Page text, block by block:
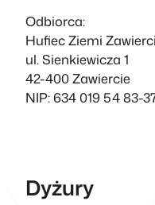
Odbiorca:
Hufiec Ziemi
ul. Sienkiewicza 1
42-400 Zawiercie
NIP: 634 019 54 83-
Dyżury